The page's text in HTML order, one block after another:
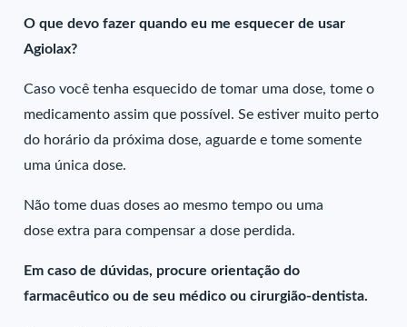
O que devo fazer quando eu me esquecer de usar
Agiolax?
Caso você tenha esquecido de tomar uma dose, tome o
medicamento assim que possível. Se estiver muito perto
do horário da próxima dose, aguarde e tome somente
uma única dose.
Não tome duas doses ao mesmo tempo ou uma
dose extra para compensar a dose perdida.
Em caso de dúvidas, procure orientação do
farmacêutico ou de seu médico ou cirurgião-dentista.